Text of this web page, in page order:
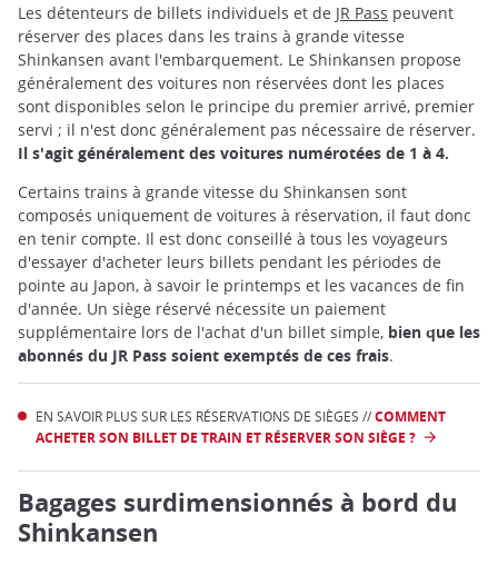
Les détenteurs de billets individuels et de JR Pass peuvent
réserver des places dans les trains à grande vitesse
Shinkansen avant l'embarquement. Le Shinkansen propose
généralement des voitures non réservées dont les places
sont disponibles selon le principe du premier arrivé, premier
servi ; il n'est donc généralement pas nécessaire de réserver.
Il s'agit généralement des voitures numérotées de 1 à 4.
Certains trains à grande vitesse du Shinkansen sont
composés uniquement de voitures à réservation, il faut donc
en tenir compte. Il est donc conseillé à tous les voyageurs
d'essayer d'acheter leurs billets pendant les périodes de
pointe au Japon, à savoir le printemps et les vacances de fin
d'année. Un siège réservé nécessite un paiement
supplémentaire lors de l'achat d'un billet simple, bien que les
abonnés du JR Pass soient exemptés de ces frais.
EN SAVOIR PLUS SUR LES RÉSERVATIONS DE SIÈGES //COMMENT
ACHETER SON BILLET DE TRAIN ET RÉSERVER SON SIÈGE ?
Bagages surdimensionnés à bord du
Shinkansen